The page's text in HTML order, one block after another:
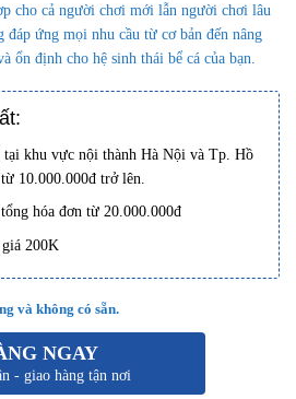
cho cả người chơi mới lẫn người chơi lâu
đáp ứng mọi nhu cầu từ cơ bản đến nâng
ổn định cho hệ sinh thái bể cá của bạn.
tại khu vực nội thành Hà Nội và Tp. Hồ
10.000.000đ trở lên.
hóa đơn từ 20.000.000đ
200K
và không có sẵn.
NGAY
- giao hàng tận nơi